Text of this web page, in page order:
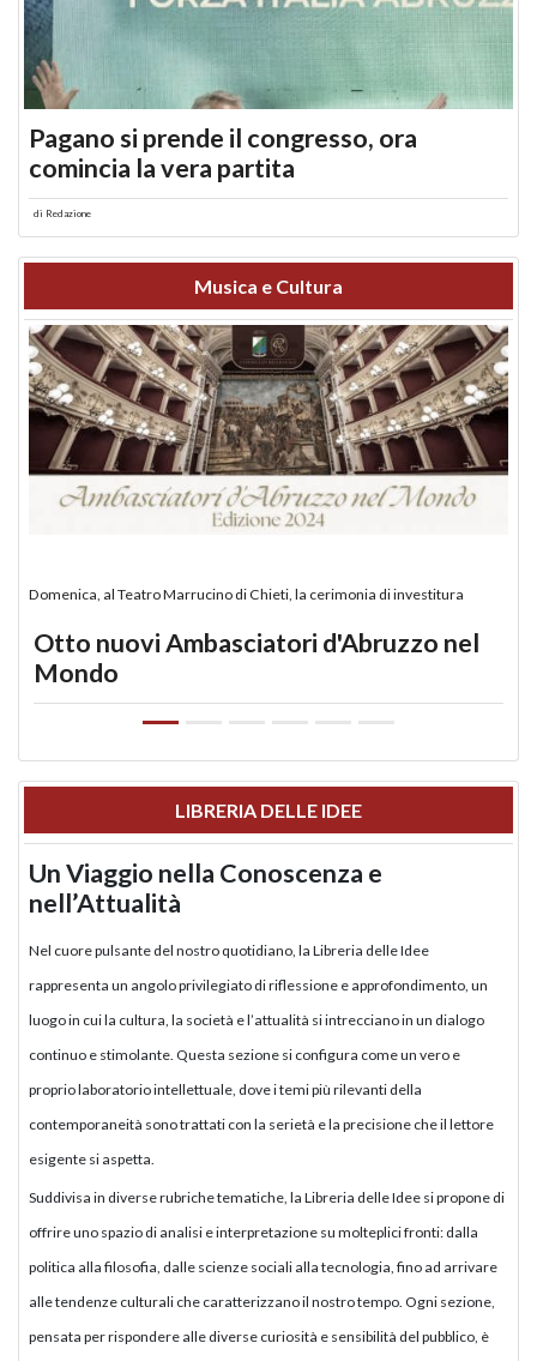
Pagano si prende il congresso, ora
comincia la vera partita
di Redazione
Musica e Cultura
Domenica, al Teatro Marrucino di Chieti, la cerimonia di investitura
Otto nuovi Ambasciatori d'Abruzzo nel
Mondo
LIBRERIA DELLE IDEE
Un Viaggio nella Conoscenza e
nell’Attualità
Nel cuore pulsante del nostro quotidiano, la Libreria delle Idee
rappresenta un angolo privilegiato di riflessione e approfondimento, un
luogo in cui la cultura, la società e l’attualità si intrecciano in un dialogo
continuo e stimolante. Questa sezione si configura come un vero e
proprio laboratorio intellettuale, dove i temi più rilevanti della
contemporaneità sono trattati con la serietà e la precisione che il lettore
esigente si aspetta.
Suddivisa in diverse rubriche tematiche, la Libreria delle Idee si propone di
offrire uno spazio di analisi e interpretazione su molteplici fronti: dalla
politica alla filosofia, dalle scienze sociali alla tecnologia, fino ad arrivare
alle tendenze culturali che caratterizzano il nostro tempo. Ogni sezione,
pensata per rispondere alle diverse curiosità e sensibilità del pubblico, è